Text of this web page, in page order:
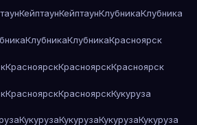
КейптаунКейптаунКлубникаКлубника
КлубникаКлубникаКрасноярск
КрасноярскКрасноярскКрасноярск
КрасноярскКрасноярскКукуруза
КукурузаКукурузаКукурузаКукуруза